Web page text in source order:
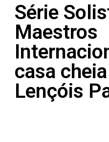
Série
Maestros
casa
Lençóis